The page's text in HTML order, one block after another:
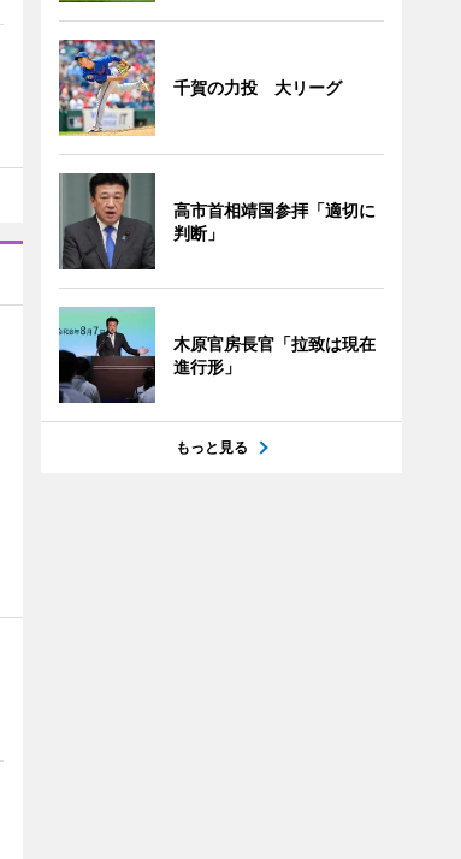
千賀の力投 大リーグ
高市首相靖国参拝「適切に
判断」
木原官房長官「拉致は現在
進行形」
もっと見る